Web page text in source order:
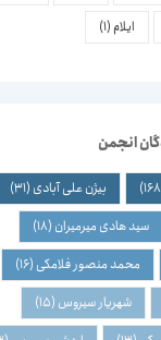
ایلام (1)
انجمن
بیژن علی آبادی (31)
سید هادی میرمیران (18)
محمد منصور فلامکی (16)
شهریار سیروس (15)